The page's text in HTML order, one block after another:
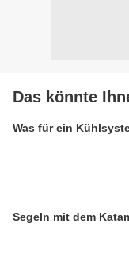
Das könnte
Was für ein
Segeln mit dem